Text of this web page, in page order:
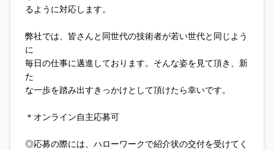
るように対応します。
弊社では、皆さんと同世代の技術者が若い世代と同じよう
に
毎日の仕事に邁進しております。そんな姿を見て頂き、新
た
な一歩を踏み出すきっかけとして頂けたら幸いです。
＊オンライン自主応募可
◎応募の際には、ハローワークで紹介状の交付を受けてく